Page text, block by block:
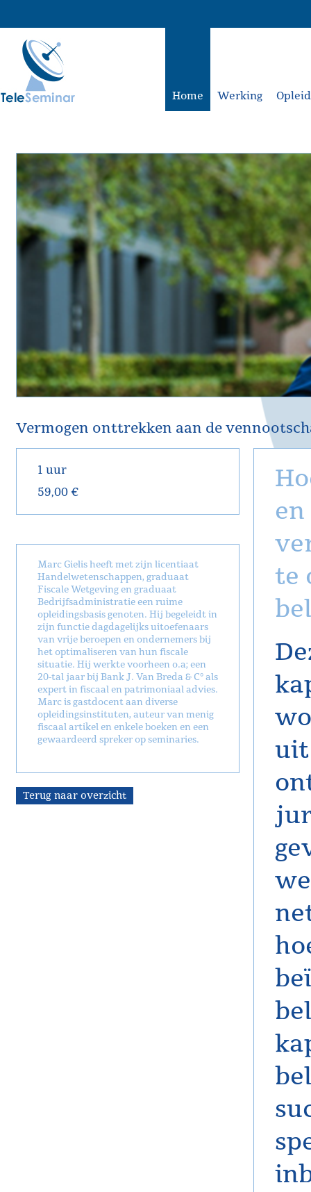
Home Werking
Vermogen onttrekken aan de
1 uur
59,00 €
Marc Gielis heeft met zijn licentiaat
Handelwetenschappen, graduaat
Fiscale Wetgeving en graduaat
Bedrijfsadministratie een ruime
opleidingsbasis genoten. Hij begeleidt in
zijn functie dagdagelijks uitoefenaars
van vrije beroepen en ondernemers bij
het optimaliseren van hun fiscale
situatie. Hij werkte voorheen o.a; een
20-tal jaar bij Bank J. Van Breda & C° als
expert in fiscaal en patrimoniaal advies.
Marc is gastdocent aan diverse
opleidingsinstituten, auteur van menig
fiscaal artikel en enkele boeken en een
gewaardeerd spreker op seminaries.
Terug naar overzicht
te
uit